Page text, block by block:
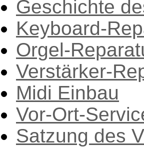
Geschichte
Keyboard-
Orgel-
Verstärker-
Midi Einbau
Vor-Ort-
Satzung des